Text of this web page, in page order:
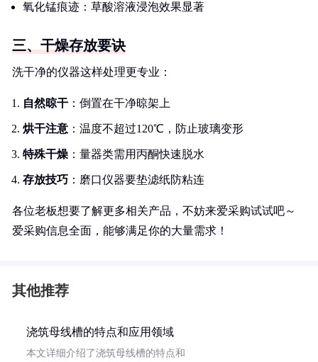
氧化锰痕迹：草酸溶液浸泡效果显著
三、干燥存放要诀
洗干净的仪器这样处理更专业：
自然晾干 ：倒置在干净晾架上
烘干注意 ：温度不超过120℃，防止玻璃变形
特殊干燥 ：量器类需用丙酮快速脱水
存放技巧 ：磨口仪器要垫滤纸防粘连
各位老板想要了解更多相关产品，不妨来爱采购试试吧～
爱采购信息全面，能够满足你的大量需求！
其他推荐
浇筑母线槽的特点和应用领域
本文详细介绍了浇筑母线槽的特点和